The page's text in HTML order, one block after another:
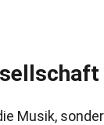
Musik,